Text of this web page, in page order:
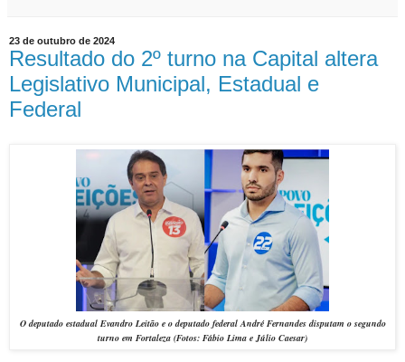
23 de outubro de 2024
Resultado do 2º turno na Capital altera
Legislativo Municipal, Estadual e
Federal
O deputado estadual Evandro Leitão e o deputado federalAndré Fernandes disputam o segundo
turno em Fortaleza (Fotos: Fábio Lima e Júlio Caesar)